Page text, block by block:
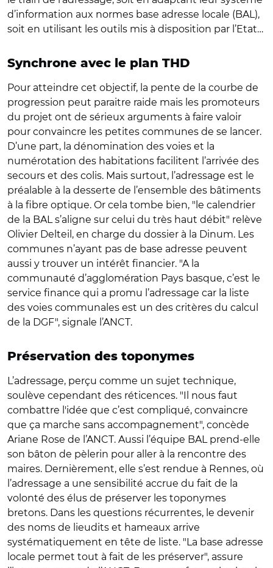
d’information aux normes base adresse locale (BAL),
soit en utilisant les outils mis à disposition par l’Etat…
Synchrone avec le plan THD
Pour atteindre cet objectif, la pente de la courbe de
progression peut paraitre raide mais les promoteurs
du projet ont de sérieux arguments à faire valoir
pour convaincre les petites communes de se lancer.
D’une part, la dénomination des voies et la
numérotation des habitations facilitent l’arrivée des
secours et des colis. Mais surtout, l’adressage est le
préalable à la desserte de l’ensemble des bâtiments
à la fibre optique. Or cela tombe bien, "le calendrier
de la BAL s’aligne sur celui du très haut débit" relève
Olivier Delteil, en charge du dossier à la Dinum. Les
communes n’ayant pas de base adresse peuvent
aussi y trouver un intérêt financier. "A la
communauté d’agglomération Pays basque, c’est le
service finance qui a promu l’adressage car la liste
des voies communales est un des critères du calcul
de la DGF", signale l’ANCT.
Préservation des toponymes
L’adressage, perçu comme un sujet technique,
soulève cependant des réticences. "Il nous faut
combattre l'idée que c’est compliqué, convaincre
que ça marche sans accompagnement", concède
Ariane Rose de l’ANCT. Aussi l’équipe BAL prend-elle
son bâton de pèlerin pour aller à la rencontre des
maires. Dernièrement, elle s’est rendue à Rennes, où
l’adressage a une sensibilité accrue du fait de la
volonté des élus de préserver les toponymes
bretons. Dans les questions récurrentes, le devenir
des noms de lieudits et hameaux arrive
systématiquement en tête de liste. "La base adresse
locale permet tout à fait de les préserver", assure